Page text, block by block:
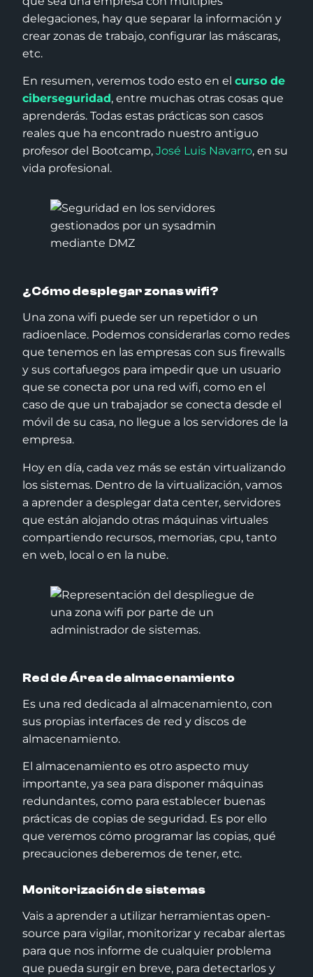
delegaciones, hay que separar la información y
crear zonas de trabajo, configurar las máscaras,
etc.
En resumen, veremos todo esto en elcurso de
ciberseguridad, entre muchas otras cosas que
aprenderás. Todas estas prácticas son casos
reales que ha encontrado nuestro antiguo
profesor del Bootcamp,José Luis Navarro, en su
vida profesional.
¿Cómo desplegar zonas wifi?
Una zona wifi puede ser un repetidor o un
radioenlace. Podemos considerarlas como redes
que tenemos en las empresas con sus firewalls
y sus cortafuegos para impedir que un usuario
que se conecta por una red wifi, como en el
caso de que un trabajador se conecta desde el
móvil de su casa, no llegue a los servidores de la
empresa.
Hoy en día, cada vez más se están virtualizando
los sistemas. Dentro de la virtualización, vamos
a aprender a desplegar data center, servidores
que están alojando otras máquinas virtuales
compartiendo recursos, memorias, cpu, tanto
en web, local o en la nube.
Red de Área de almacenamiento
Es una red dedicada al almacenamiento, con
sus propias interfaces de red y discos de
almacenamiento.
El almacenamiento es otro aspecto muy
importante, ya sea para disponer máquinas
redundantes, como para establecer buenas
prácticas de copias de seguridad. Es por ello
que veremos cómo programar las copias, qué
precauciones deberemos de tener, etc.
Monitorización de sistemas
Vais a aprender a utilizar herramientas open-
source para vigilar, monitorizar y recabar alertas
para que nos informe de cualquier problema
que pueda surgir en breve, para detectarlos y